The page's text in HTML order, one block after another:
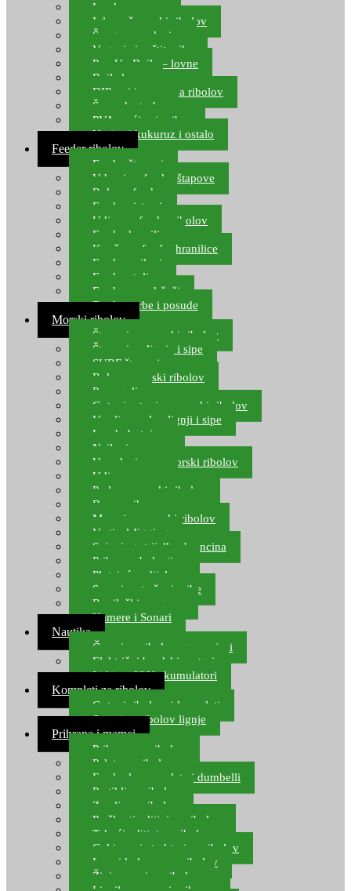
Leadcore
Igle za šaranski ribolov
Špage, upredenice
Vaganje i zaštita ribe
Pop Up Boile – lovne
Boile lovne
DIP-ovi i arome za ribolov
Šaranske torbe
PVA vrećice i pribor
Umjetni kukuruz i ostalo
Feeder ribolov
Feeder štapovi
Vrhovi za feeder štapove
Role za feeder
Feeder sistemi
Udice za feeder ribolov
Feeder hranilice
Kopče za feeder hranilice
Feeder najloni
Feeder stolice
Feeder arm držači
Feeder torbe i posude
Morski ribolov
Štapovi za morski ribolov
Štapovi za lignje i sipe
SURF štapovi
Role za morski ribolov
Parangali
Gotovi setovi za morski ribolov
Varalice za lov lignji i sipe
Lov hobotnice
Najloni za more
Upredenice za morski ribolov
Udice za more
Perle za morski ribolov
Brum prihrana za more
Mamci za morski ribolov
Vertical Jigging
Spinning strijelke, brancina
Pribor za bolentino
Plutajuća odijela
Sonari za traženje ribe
Ronilački program
Kamere i Sonari
Nautika
Čamci za ribolov, gumenjaci
Električni brodski motori
Lithium ION akumulatori
Kompleti za ribolov
Gotovi ribolovni kompleti
Setovi za ribolov lignje
Prihrana i mamci
Prihrana za ribolov
Pelete za ribolov
Feeder lovne pelete i dumbelli
Partikli za ribolov
Zemlja za ribolov
Praškasti aditivi za ribolov
Tekući aditivi za ribolov
Gel i sprej atraktori za ribolov
Lovni kukuruz za ribolov
Živi mamci za ribolov